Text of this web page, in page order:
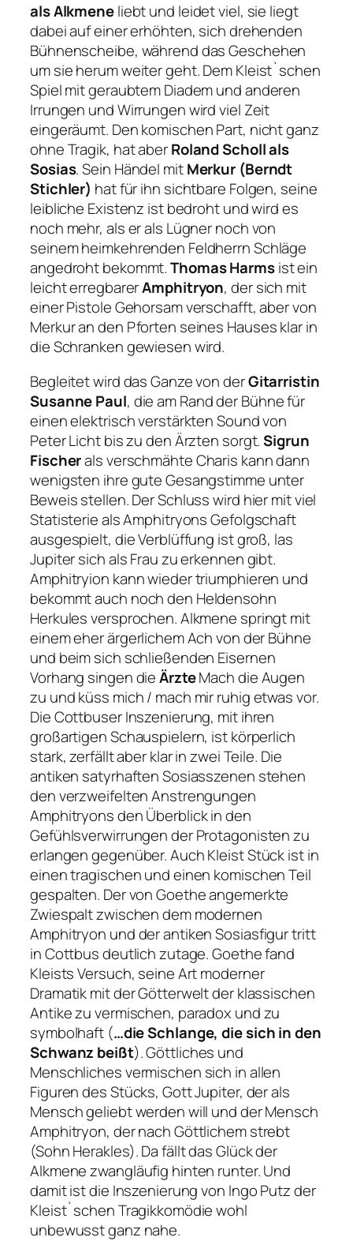
als Alkmeneliebt und leidet viel, sie liegt
dabei auf einer erhöhten, sich drehenden
Bühnenscheibe, während das Geschehen
um sie herum weiter geht. Dem Kleist`schen
Spiel mit geraubtem Diadem und anderen
Irrungen und Wirrungen wird viel Zeit
eingeräumt. Den komischen Part, nicht ganz
ohne Tragik, hat aberRoland Scholl als
Sosias. Sein Händel mitMerkur (Berndt
Stichler) hat für ihn sichtbare Folgen, seine
leibliche Existenz ist bedroht und wird es
noch mehr, als er als Lügner noch von
seinem heimkehrenden Feldherrn Schläge
angedroht bekommt.Thomas Harmsist ein
leicht erregbarerAmphitryon, der sich mit
einer Pistole Gehorsam verschafft, aber von
Merkur an den Pforten seines Hauses klar in
die Schranken gewiesen wird.
Begleitet wird das Ganze von derGitarristin
Susanne Paul, die am Rand der Bühne für
einen elektrisch verstärkten Sound von
Peter Licht bis zu den Ärzten sorgt.Sigrun
Fischerals verschmähte Charis kann dann
wenigsten ihre gute Gesangstimme unter
Beweis stellen. Der Schluss wird hier mit viel
Statisterie als Amphitryons Gefolgschaft
ausgespielt, die Verblüffung ist groß, las
Jupiter sich als Frau zu erkennen gibt.
Amphitryion kann wieder triumphieren und
bekommt auch noch den Heldensohn
Herkules versprochen. Alkmene springt mit
einem eher ärgerlichem Ach von der Bühne
und beim sich schließenden Eisernen
Vorhang singen dieÄrzteMach die Augen
zu und küss mich / mach mir ruhig etwas vor.
Die Cottbuser Inszenierung, mit ihren
großartigen Schauspielern, ist körperlich
stark, zerfällt aber klar in zwei Teile. Die
antiken satyrhaften Sosiasszenen stehen
den verzweifelten Anstrengungen
Amphitryons den Überblick in den
Gefühlsverwirrungen der Protagonisten zu
erlangen gegenüber. Auch Kleist Stück ist in
einen tragischen und einen komischen Teil
gespalten. Der von Goethe angemerkte
Zwiespalt zwischen dem modernen
Amphitryon und der antiken Sosiasfigur tritt
in Cottbus deutlich zutage. Goethe fand
Kleists Versuch, seine Art moderner
Dramatik mit der Götterwelt der klassischen
Antike zu vermischen, paradox und zu
symbolhaft (…die Schlange, die sich in den
Schwanz beißt). Göttliches und
Menschliches vermischen sich in allen
Figuren des Stücks, Gott Jupiter, der als
Mensch geliebt werden will und der Mensch
Amphitryon, der nach Göttlichem strebt
(Sohn Herakles). Da fällt das Glück der
Alkmene zwangläufig hinten runter. Und
damit ist die Inszenierung von Ingo Putz der
Kleist`schen Tragikkomödie wohl
unbewusst ganz nahe.